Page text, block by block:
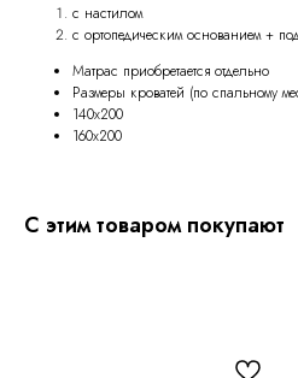
с настилом
с ортопедическим основанием +
Матрас приобретается отдельно
Размеры кроватей (по спальному
140х200
160х200
С этим товаром покупают